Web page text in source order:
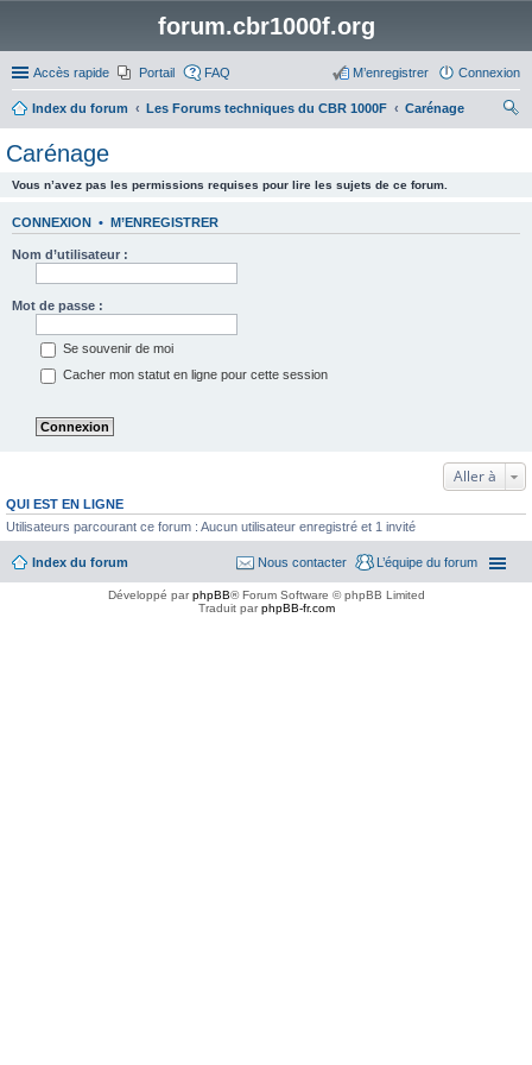
forum.cbr1000f.org
Accès rapide Portail FAQ Connexion
M’enregistrer
Index du forum Les Forums techniques du CBR 1000F
Carénage
Carénage
Vous n’avez pas les permissions requises pour lire les sujets de ce forum.
CONNEXION • M’ENREGISTRER
Nom d’utilisateur :
Mot de passe :
Se souvenir de moi
Cacher mon statut en ligne pour cette session
Aller à
QUI EST EN LIGNE
Utilisateurs parcourant ce forum : Aucun utilisateur enregistré et 1 invité
Index du forum L’équipe du forum
Nous contacter
Développé parphpBB® Forum Software © phpBB Limited
Traduit parphpBB-fr.com